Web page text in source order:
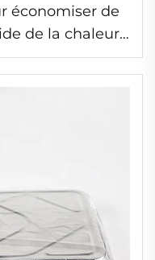
économiser de
de la chaleur,
pour
four,